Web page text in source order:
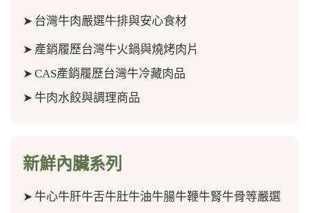
➤ 台灣牛肉嚴選牛排與安心食材
➤ 產銷履歷台灣牛火鍋與燒烤肉片
➤ CAS產銷履歷台灣牛冷藏肉品
➤ 牛肉水餃與調理商品
新鮮內臟系列
➤ 牛心牛肝牛舌牛肚牛油牛腸牛鞭牛腎牛骨等嚴選